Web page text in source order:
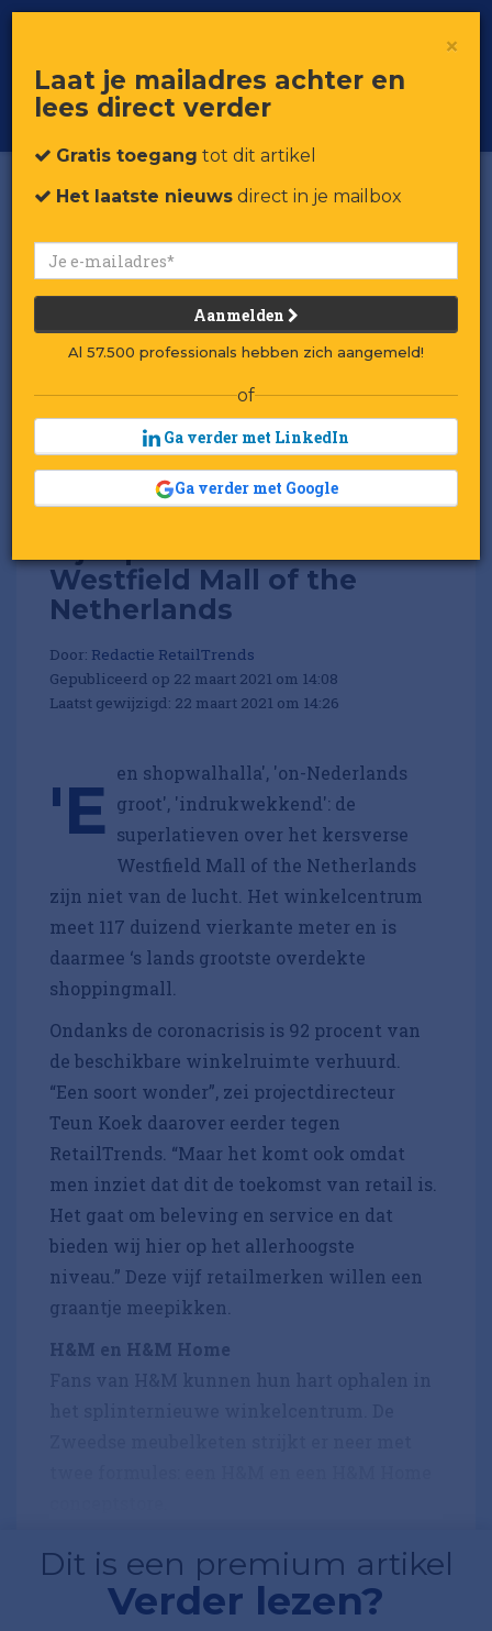
Voor professionals in retail & brands
Toggle
Westfield Mall of the
Netherlands
Door: Redactie RetailTrends
Gepubliceerd op 22 maart 2021 om 14:08
Laatst gewijzigd: 22 maart 2021 om 14:26
'E en shopwalhalla', 'on-Nederlands
groot', 'indrukwekkend': de
superlatieven over het kersverse
Westfield Mall of the Netherlands
zijn niet van de lucht. Het winkelcentrum
meet 117 duizend vierkante meter en is
daarmee ‘s lands grootste overdekte
shoppingmall.
Ondanks de coronacrisis is 92 procent van
de beschikbare winkelruimte verhuurd.
“Een soort wonder”, zei projectdirecteur
Teun Koek daarover eerder tegen
RetailTrends. “Maar het komt ook omdat
men inziet dat dit de toekomst van retail is.
Het gaat om beleving en service en dat
bieden wij hier op het allerhoogste
niveau.” Deze vijf retailmerken willen een
graantje meepikken.
H&M en H&M Home
Dit is een premium artikel
Verder lezen?
×
Laat je mailadres achter en
lees direct verder
Gratis toegang tot dit artikel
Het laatste nieuws direct in je mailbox
Aanmelden
Al 57.500 professionals hebben zich aangemeld!
of
Ga verder met LinkedIn
Ga verder met Google